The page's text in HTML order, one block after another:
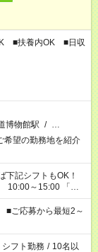
■扶養内OK ■日収
博物館駅 / …
望の勤務地を紹介
～15:00 「家
飯の準備がしたい」
望を教えてください
40時間を超える場
■ご応募から最短2～
シフト勤務 / 10名以